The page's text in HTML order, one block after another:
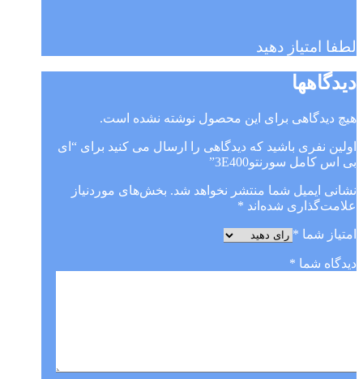
لطفا امتیاز دهید
دیدگاهها
هیچ دیدگاهی برای این محصول نوشته نشده است.
اولین نفری باشید که دیدگاهی را ارسال می کنید برای “ای
بی اس کامل سورنتو3E400”
نشانی ایمیل شما منتشر نخواهد شد. بخش‌های موردنیاز
علامت‌گذاری شده‌اند *
امتیاز شما *
دیدگاه شما *